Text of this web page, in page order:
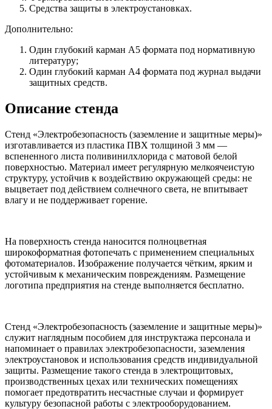
Средства защиты в электроустановках.
Дополнительно:
Один глубокий карман А5 формата под нормативную
литературу;
Один глубокий карман А4 формата под журнал выдачи
защитных средств.
Описание стенда
Стенд «Электробезопасность (заземление и защитные меры)»
изготавливается из пластика ПВХ толщиной 3 мм —
вспененного листа поливинилхлорида с матовой белой
поверхностью. Материал имеет регулярную мелкоячеистую
структуру, устойчив к воздействию окружающей среды: не
выцветает под действием солнечного света, не впитывает
влагу и не поддерживает горение.
На поверхность стенда наносится полноцветная
широкоформатная фотопечать с применением специальных
фотоматериалов. Изображение получается чётким, ярким и
устойчивым к механическим повреждениям. Размещение
логотипа предприятия на стенде выполняется бесплатно.
Стенд «Электробезопасность (заземление и защитные меры)»
служит наглядным пособием для инструктажа персонала и
напоминает о правилах электробезопасности, заземления
электроустановок и использования средств индивидуальной
защиты. Размещение такого стенда в электрощитовых,
производственных цехах или технических помещениях
помогает предотвратить несчастные случаи и формирует
культуру безопасной работы с электрооборудованием.